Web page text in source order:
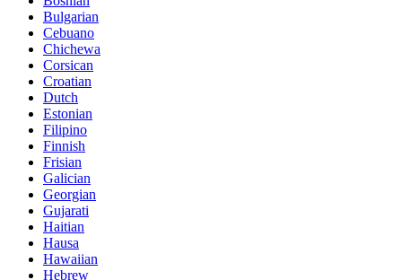
Bulgarian
Cebuano
Chichewa
Corsican
Croatian
Dutch
Estonian
Filipino
Finnish
Frisian
Galician
Georgian
Gujarati
Haitian
Hausa
Hawaiian
Hebrew